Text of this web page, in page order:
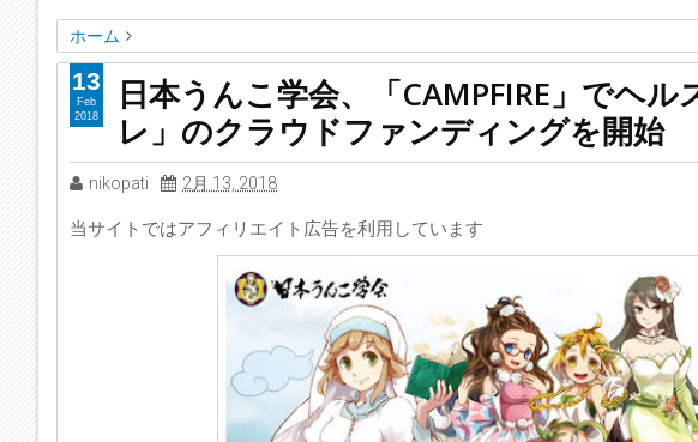
ホーム
CAMPFIRE
IT関連・ソフトウェア うんコレ クラウドファンディング スマー
日本うんこ学会
排便報告 日本うんこ学会、「CAMPFIRE」でヘルスケアスマ
日本うんこ学会、「CAMPFIRE」でヘ
レ」のクラウドファンディングを開始
nikopati 2月 13, 2018
当サイトではアフィリエイト広告を利用しています
13
Feb
2018